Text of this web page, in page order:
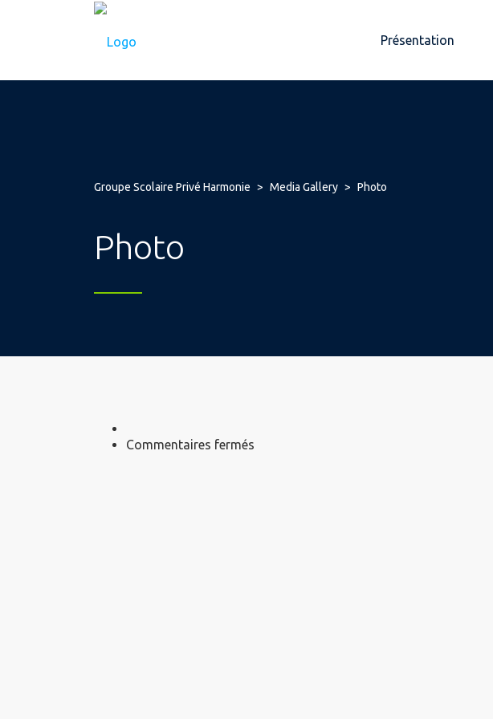
Présentation
Groupe Scolaire Privé Harmonie > Media Gallery > Photo
Photo
Commentaires fermés